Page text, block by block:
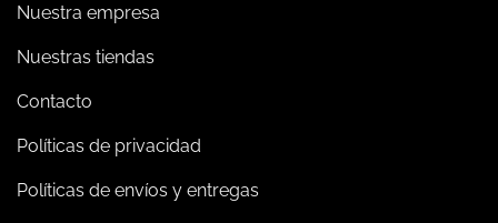
Nuestra empresa
Nuestras tiendas
Contacto
Políticas de privacidad
Políticas de envíos y entregas